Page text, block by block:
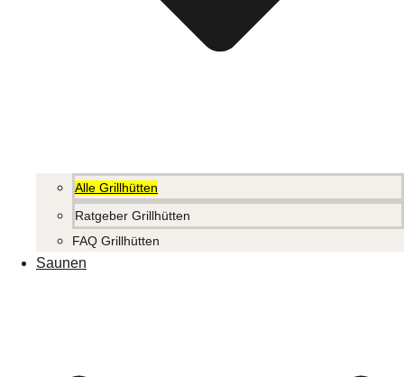
Alle Grillhütten
Ratgeber Grillhütten
FAQ Grillhütten
Saunen